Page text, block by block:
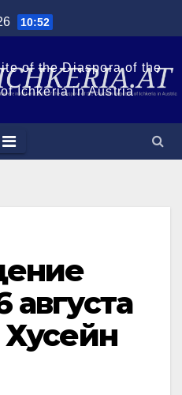
10:52
of the Diaspora of the
Ichkeria in Austria
августа
Хусейн